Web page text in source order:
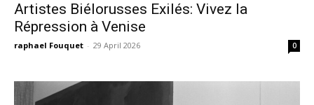
Artistes Biélorusses Exilés: Vivez la
Répression à Venise
raphael Fouquet - 29 April 2026 0